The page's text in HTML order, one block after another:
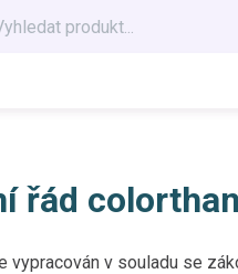
řád
vypracován v souladu se